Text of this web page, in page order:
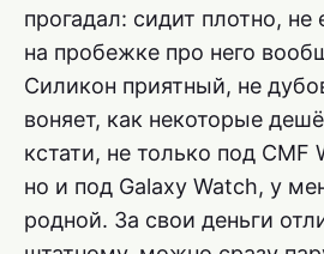
прогадал: сидит плотно, не
на пробежке про него
Силикон приятный, не
воняет, как некоторые
кстати, не только под CMF
но и под Galaxy Watch, у
родной. За свои деньги